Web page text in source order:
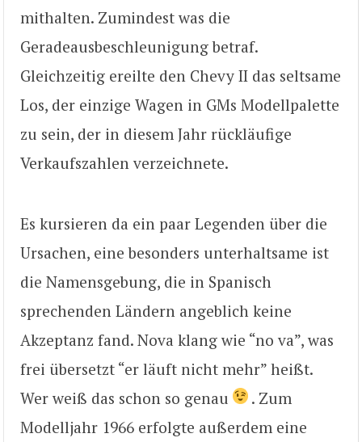
mithalten. Zumindest was die
Geradeausbeschleunigung betraf.
Gleichzeitig ereilte den Chevy II das seltsame
Los, der einzige Wagen in GMs Modellpalette
zu sein, der in diesem Jahr rückläufige
Verkaufszahlen verzeichnete.
Es kursieren da ein paar Legenden über die
Ursachen, eine besonders unterhaltsame ist
die Namensgebung, die in Spanisch
sprechenden Ländern angeblich keine
Akzeptanz fand. Nova klang wie “no va”, was
frei übersetzt “er läuft nicht mehr” heißt.
Wer weiß das schon so genau
. Zum
Modelljahr 1966 erfolgte außerdem eine